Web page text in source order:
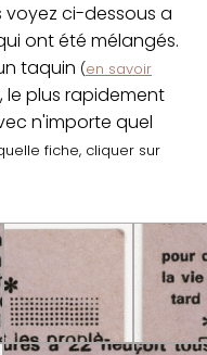
ci-dessous a
ont été mélangés.
taquin (en savoir
le plus rapidement
n'importe quel
fiche, cliquer sur